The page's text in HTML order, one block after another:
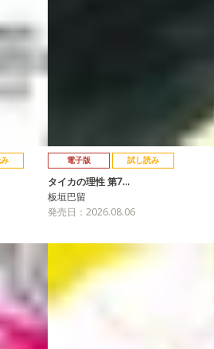
電子版 試し読み
タイカの理性 第7…
板垣巴留
発売日：2026.08.06